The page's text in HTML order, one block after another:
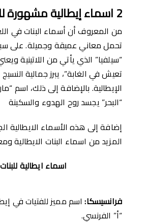
2اسماءإيطالية مشهورة
من المعروف أن أسماء البنات في
تحمل معاني عميقة وجميلة. على
“سيلفيا” الذي يأتي من اللاتينية
تعيش في الغابة”، يبرز جمالية
الإيطالية. بالإضافة إلى ذلك، اسم
“البحر” يجسد روح الهدوء والسكينة
إضافة إلى هذه الأسماء الايطالية
المزيد من اسماء البنات الايطالية
اسماء ايطالية للبنات2
فرانسيسكا:اسم مميز للفتيات في
“أ” الفرنسي.